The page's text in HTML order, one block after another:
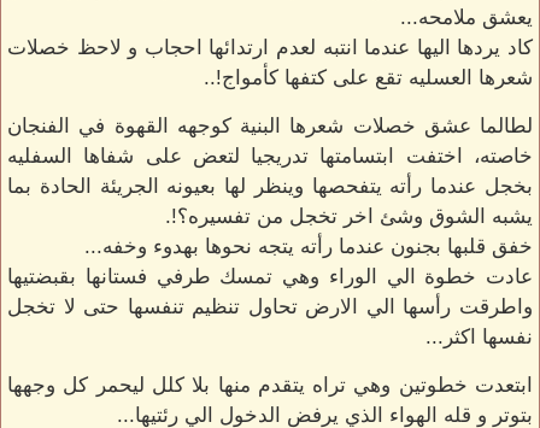
يعشق ملامحه...
كاد يردها اليها عندما انتبه لعدم ارتدائها احجاب و لاحظ خصلات
شعرها العسليه تقع على كتفها كأمواج!..
لطالما عشق خصلات شعرها البنية كوجهه القهوة في الفنجان
خاصته، اختفت ابتسامتها تدريجيا لتعض على شفاها السفليه
بخجل عندما رأته يتفحصها وينظر لها بعيونه الجريئة الحادة بما
يشبه الشوق وشئ اخر تخجل من تفسيره؟!.
خفق قلبها بجنون عندما رأته يتجه نحوها بهدوء وخفه...
عادت خطوة الي الوراء وهي تمسك طرفي فستانها بقبضتيها
واطرقت رأسها الي الارض تحاول تنظيم تنفسها حتى لا تخجل
نفسها اكثر...
ابتعدت خطوتين وهي تراه يتقدم منها بلا كلل ليحمر كل وجهها
بتوتر و قله الهواء الذي يرفض الدخول الي رئتيها...